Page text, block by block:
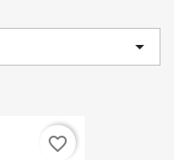

favorite_border